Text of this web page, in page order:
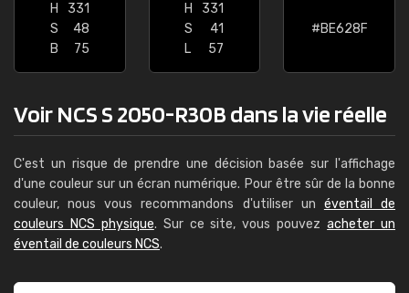
H
331
S
48
B
75
H
331
S
41
L
57
#BE628F
Voir NCS S 2050-R30B dans la vie réelle
C'est un risque de prendre une décision basée sur l'affichage
d'une couleur sur un écran numérique. Pour être sûr de la bonne
couleur, nous vous recommandons d'utiliser un éventail de
couleurs NCS physique. Sur ce site, vous pouvezacheter un
éventail de couleurs NCS.